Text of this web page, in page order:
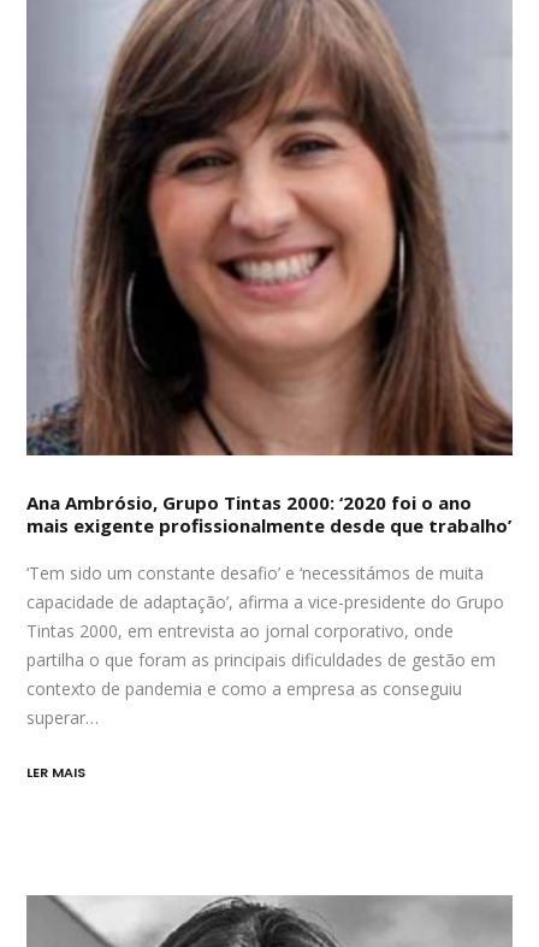
Ana Ambrósio, Grupo Tintas 2000: ‘2020 foi o ano
mais exigente profissionalmente desde que trabalho’
‘Tem sido um constante desafio’ e ‘necessitámos de muita
capacidade de adaptação’, afirma a vice-presidente do Grupo
Tintas 2000, em entrevista ao jornal corporativo, onde
partilha o que foram as principais dificuldades de gestão em
contexto de pandemia e como a empresa as conseguiu
superar…
LER MAIS